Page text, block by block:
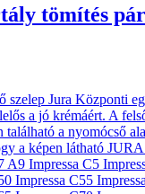
tömítés